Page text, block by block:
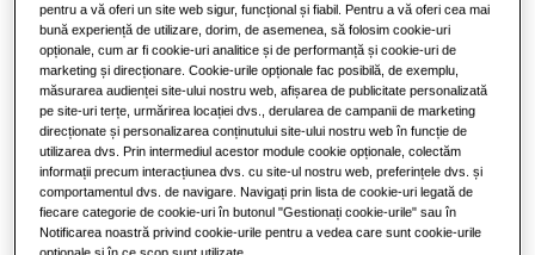
Spații de birouri
Sustenabilitate
One Samsung
pentru a vă oferi un site web sigur, funcțional și fiabil. Pentru a vă oferi cea mai
bună experiență de utilizare, dorim, de asemenea, să folosim cookie-uri
opționale, cum ar fi cookie-uri analitice și de performanță și cookie-uri de
marketing și direcționare. Cookie-urile opționale fac posibilă, de exemplu,
măsurarea audienței site-ului nostru web, afișarea de publicitate personalizată
pe site-uri terțe, urmărirea locației dvs., derularea de campanii de marketing
direcționate și personalizarea conținutului site-ului nostru web în funcție de
utilizarea dvs. Prin intermediul acestor module cookie opționale, colectăm
informații precum interacțiunea dvs. cu site-ul nostru web, preferințele dvs. și
comportamentul dvs. de navigare. Navigați prin lista de cookie-uri legată de
fiecare categorie de cookie-uri în butonul "Gestionați cookie-urile" sau în
Notificarea noastră privind cookie-urile pentru a vedea care sunt cookie-urile